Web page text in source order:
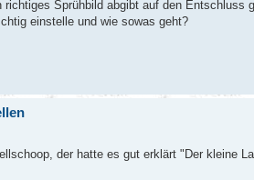
Sprühbild abgibt auf den
einstelle und wie sowas geht?
der hatte es gut erklärt "Der kleine